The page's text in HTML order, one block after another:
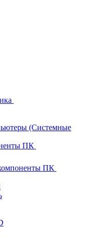
(Системные
ПК
ПК